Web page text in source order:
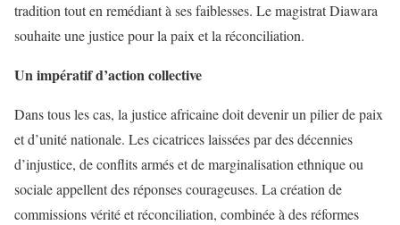
tradition tout en remédiant à ses faiblesses. Le magistrat Diawara
souhaite une justice pour la paix et la réconciliation.
Un impératif d’action collective
Dans tous les cas, la justice africaine doit devenir un pilier de paix
et d’unité nationale. Les cicatrices laissées par des décennies
d’injustice, de conflits armés et de marginalisation ethnique ou
sociale appellent des réponses courageuses. La création de
commissions vérité et réconciliation, combinée à des réformes